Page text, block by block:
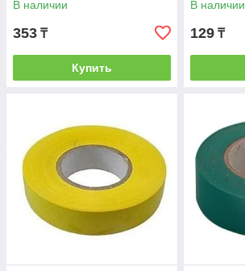
В наличии
353 ₸
Купить
В наличии
129 ₸